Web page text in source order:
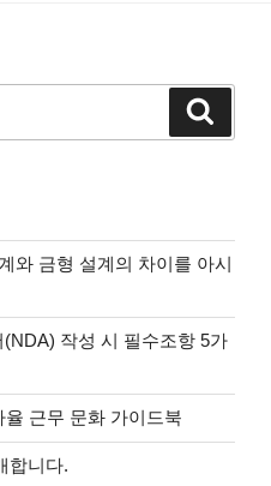
와 금형 설계의 차이를 아시
작성 시 필수조항 5가
근무 문화 가이드북
합니다.